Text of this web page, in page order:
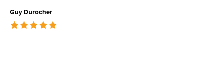
Guy Durocher
The rating of this product is